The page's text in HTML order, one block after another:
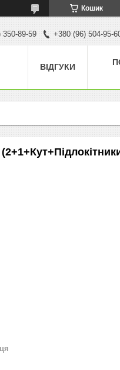
Кошик
350-89-59 +380 (96) 504-95-
ВІДГУКИ